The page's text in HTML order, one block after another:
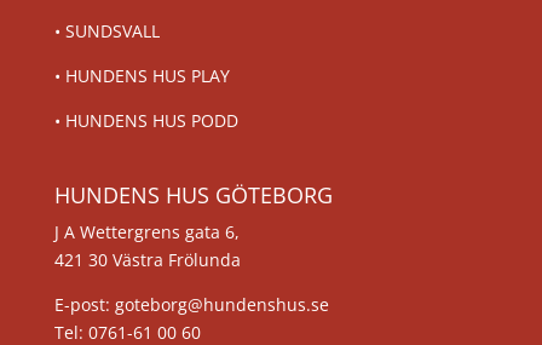
• SUNDSVALL
• HUNDENS HUS PLAY
• HUNDENS HUS PODD
HUNDENS HUS GÖTEBORG
J A Wettergrens gata 6,
421 30 Västra Frölunda
E-post: goteborg@hundenshus.se
Tel: 0761-61 00 60